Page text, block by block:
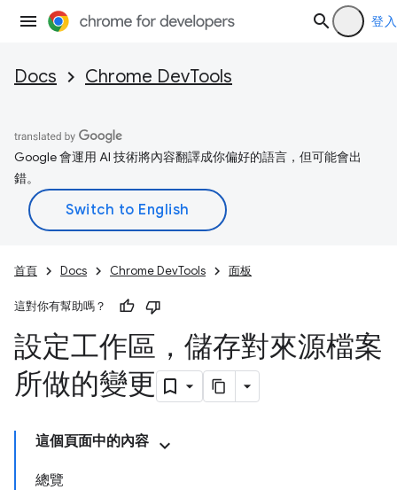
登入
Docs Chrome DevTools
Google 會運用 AI 技術將內容翻譯成你偏好的語言，但可能會出
錯。
首頁 Docs Chrome DevTools 面板
這對你有幫助嗎？
設定工作區，儲存對來源檔案
所做的變更
這個頁面中的內容
總覽